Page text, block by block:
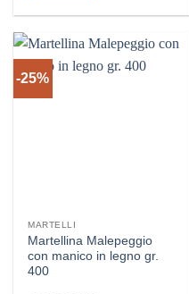
ha
più
varianti.
Le
del
-25%
MARTELLI
Martellina Malepeggio
con manico in legno gr.
400